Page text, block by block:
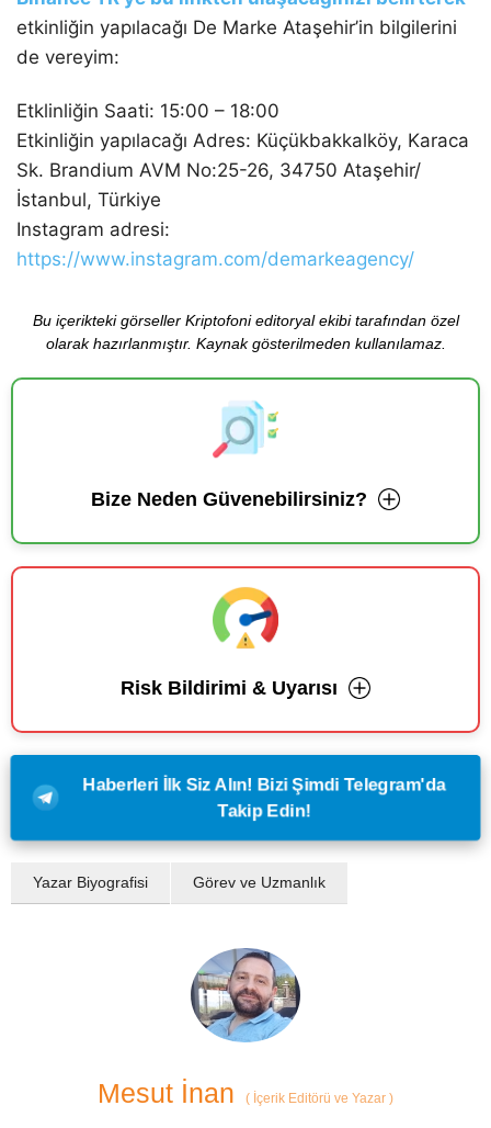
etkinliğin yapılacağı De Marke Ataşehir’in bilgilerini
de vereyim:
Etklinliğin Saati: 15:00 – 18:00
Etkinliğin yapılacağı Adres: Küçükbakkalköy, Karaca
Sk. Brandium AVM No:25-26, 34750 Ataşehir/
İstanbul, Türkiye
Instagram adresi:
https://www.instagram.com/demarkeagency/
Bu içerikteki görseller Kriptofoni editoryal ekibi tarafından özel
olarak hazırlanmıştır. Kaynak gösterilmeden kullanılamaz.
Bize Neden Güvenebilirsiniz?
Risk Bildirimi & Uyarısı
Haberleri İlk Siz Alın! Bizi Şimdi Telegram'da
Takip Edin!
Yazar Biyografisi Görev ve Uzmanlık
Mesut İnan ( İçerik Editörü ve Yazar )